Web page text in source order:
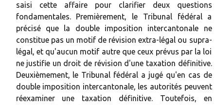
saisi cette affaire pour clarifier deux questions
fondamentales. Premièrement, le Tribunal fédéral a
précisé que la double imposition intercantonale ne
constitue pas un motif de révision extra-légal ou supra-
légal, et qu'aucun motif autre que ceux prévus par la loi
ne justifie un droit de révision d'une taxation définitive.
Deuxièmement, le Tribunal fédéral a jugé qu'en cas de
double imposition intercantonale, les autorités peuvent
réexaminer une taxation définitive. Toutefois, en